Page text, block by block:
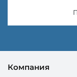
Компания